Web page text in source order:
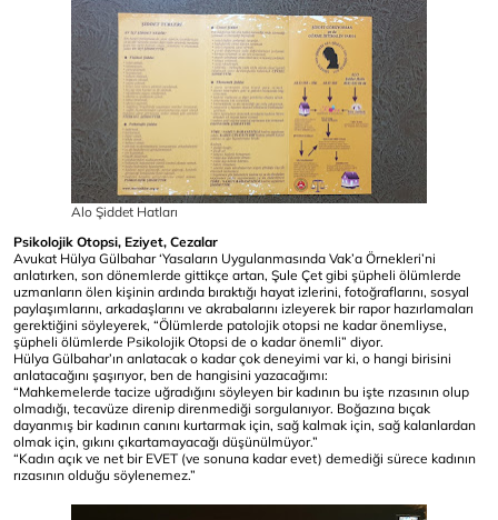
Alo Şiddet Hatları
Psikolojik Otopsi, Eziyet, Cezalar
Avukat Hülya Gülbahar ‘Yasaların Uygulanmasında Vak’a Örnekleri’ni
anlatırken, son dönemlerde gittikçe artan, Şule Çet gibi şüpheli ölümlerde
uzmanların ölen kişinin ardında bıraktığı hayat izlerini, fotoğraflarını, sosyal
paylaşımlarını, arkadaşlarını ve akrabalarını izleyerek bir rapor hazırlamaları
gerektiğini söyleyerek, “Ölümlerde patolojik otopsi ne kadar önemliyse,
şüpheli ölümlerde Psikolojik Otopsi de o kadar önemli” diyor.
Hülya Gülbahar’ın anlatacak o kadar çok deneyimi var ki, o hangi birisini
anlatacağını şaşırıyor, ben de hangisini yazacağımı:
“Mahkemelerde tacize uğradığını söyleyen bir kadının bu işte rızasının olup
olmadığı, tecavüze direnip direnmediği sorgulanıyor. Boğazına bıçak
dayanmış bir kadının canını kurtarmak için, sağ kalmak için, sağ kalanlardan
olmak için, gıkını çıkartamayacağı düşünülmüyor.”
“Kadın açık ve net bir EVET (ve sonuna kadar evet) demediği sürece kadının
rızasının olduğu söylenemez.”